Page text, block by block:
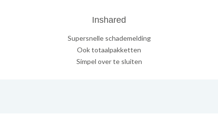
Inshared
Supersnelle schademelding
Ook totaalpakketten
Simpel over te sluiten